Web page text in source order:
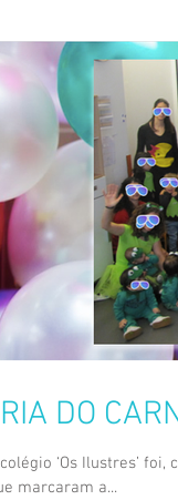
DO
‘Os Ilustres’
marcaram a...